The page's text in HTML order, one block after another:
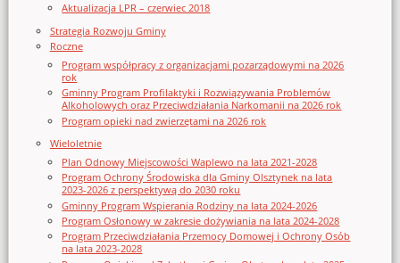
Aktualizacja LPR – czerwiec 2018
Strategia Rozwoju Gminy
Roczne
Program współpracy z organizacjami pozarządowymi na 2026
rok
Gminny Program Profilaktyki i Rozwiązywania Problemów
Alkoholowych oraz Przeciwdziałania Narkomanii na 2026 rok
Program opieki nad zwierzętami na 2026 rok
Wieloletnie
Plan Odnowy Miejscowości Waplewo na lata 2021-2028
Program Ochrony Środowiska dla Gminy Olsztynek na lata
2023-2026 z perspektywą do 2030 roku
Gminny Program Wspierania Rodziny na lata 2024-2026
Program Osłonowy w zakresie dożywiania na lata 2024-2028
Program Przeciwdziałania Przemocy Domowej i Ochrony Osób
na lata 2023-2028